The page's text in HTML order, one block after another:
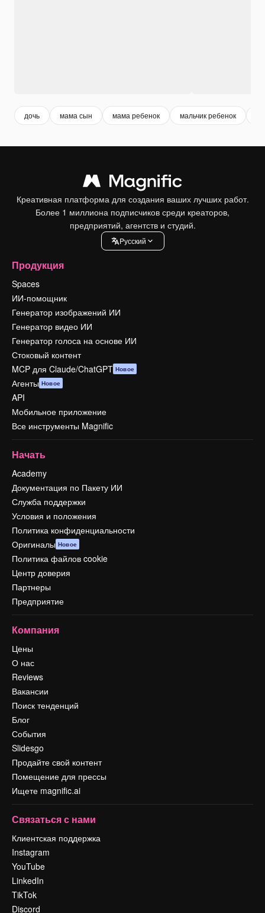
дочь мама сын мама ребенок мальчик ребенок
Креативная платформа для создания ваших лучших работ.
Более 1 миллиона подписчиков среди креаторов,
предприятий, агентств и студий.
Pусский
Продукция
Spaces
ИИ-помощник
Генератор изображений ИИ
Генератор видео ИИ
Генератор голоса на основе ИИ
Стоковый контент
MCP для Claude/ChatGPT Новое
Агенты Новое
API
Мобильное приложение
Все инструменты Magnific
Начать
Academy
Документация по Пакету ИИ
Служба поддержки
Условия и положения
Политика конфиденциальности
Оригиналы Новое
Политика файлов cookie
Центр доверия
Партнеры
Предприятие
Компания
Цены
О нас
Reviews
Вакансии
Поиск тенденций
Блог
События
Slidesgo
Продайте свой контент
Помещение для прессы
Ищете magnific.ai
Связаться с нами
Клиентская поддержка
Instagram
YouTube
LinkedIn
TikTok
Discord